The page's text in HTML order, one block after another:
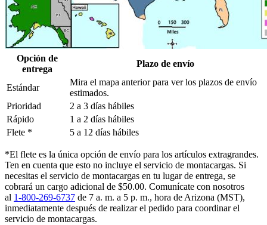
Opción de
entrega
Plazo de envío
Estándar
Mira el mapa anterior para ver los plazos de envío
estimados.
Prioridad
2 a 3 días hábiles
Rápido
1 a 2 días hábiles
Flete *
5 a 12 días hábiles
*El flete es la única opción de envío para los artículos extragrandes.
Ten en cuenta que esto no incluye el servicio de montacargas. Si
necesitas el servicio de montacargas en tu lugar de entrega, se
cobrará un cargo adicional de $50.00. Comunícate con nosotros
al 1-800-269-6737 de 7 a. m. a 5 p. m., hora de Arizona (MST),
inmediatamente después de realizar el pedido para coordinar el
servicio de montacargas.